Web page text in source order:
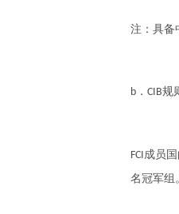
注：具备
b ． CIB规
FCI成员
名冠军组